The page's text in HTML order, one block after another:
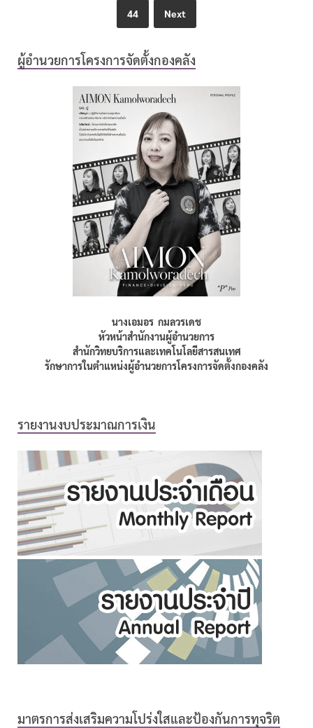
44 Next
ผู้อำนวยการโครงการจัดตั้งกองคลัง
นางเอมอร กมลวรเดช
หัวหน้าสำนักงานผู้อำนวยการ
สำนักวิทยบริการและเทคโนโลยีสารสนเทศ
รักษาการในตำแหน่งผู้อำนวยการโครงการจัดตั้งกองคลัง
รายงานงบประมาณการเงิน
มาตรการส่งเสริมความโปร่งใสและป้องกันการทุจริต